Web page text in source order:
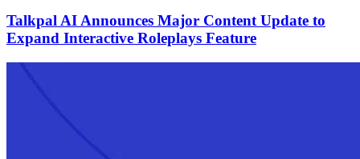
Talkpal AI Announces Major Content Update to
Expand Interactive Roleplays Feature